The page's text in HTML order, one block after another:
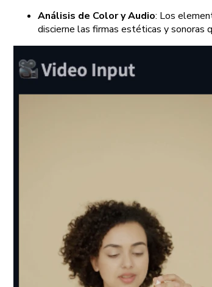
Análisis de Color y Audio: Los
discierne las firmas estéticas y sonoras